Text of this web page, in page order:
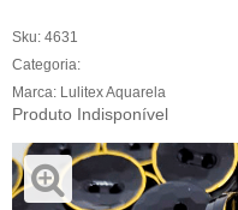
Sku: 4631
Categoria:
Marca: Lulitex Aquarela
Produto Indisponível